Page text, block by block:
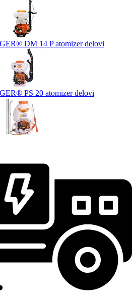
DM 14 P atomizer delovi
PS 20 atomizer delovi